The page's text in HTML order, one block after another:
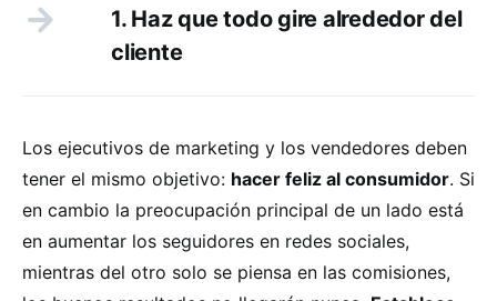
1. Haz que todo gire alrededor del
cliente
Los ejecutivos de marketing y los vendedores deben
tener el mismo objetivo: hacer feliz al consumidor. Si
en cambio la preocupación principal de un lado está
en aumentar los seguidores en redes sociales,
mientras del otro solo se piensa en las comisiones,